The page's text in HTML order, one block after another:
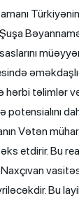
Şuşa
hərbi
Vətən
etdirir. Bu
Bu